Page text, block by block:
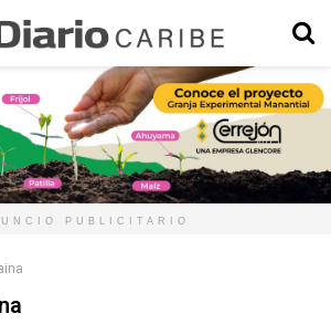
PUBLICITARIO